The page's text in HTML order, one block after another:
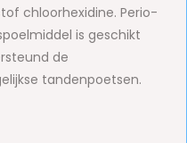
chloorhexidine. Perio-
is geschikt
de
tandenpoetsen.